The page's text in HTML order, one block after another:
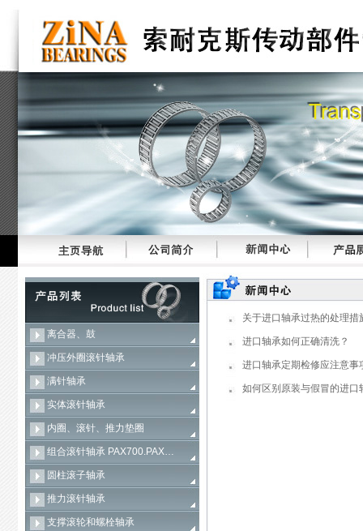
离合器、鼓
冲压外圈滚针轴承
满针轴承
实体滚针轴承
内圈、滚针、推力垫圈
组合滚针轴承 PAX700.PAX…
圆柱滚子轴承
推力滚针轴承
支撑滚轮和螺栓轴承
关于进口轴承过热的处理措
进口轴承如何正确清洗？
进口轴承定期检修应注意事
如何区别原装与假冒的进口